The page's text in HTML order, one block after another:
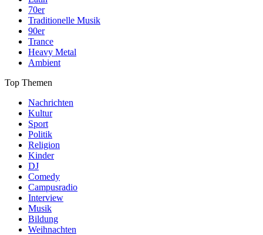
70er
Traditionelle Musik
90er
Trance
Heavy Metal
Ambient
Top Themen
Nachrichten
Kultur
Sport
Politik
Religion
Kinder
DJ
Comedy
Campusradio
Interview
Musik
Bildung
Weihnachten